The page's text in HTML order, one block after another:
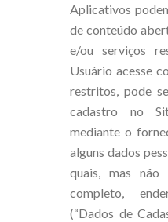
Aplicativos
de conteúdo
e/ou serviços
Usuário acesse
restritos, pode
cadastro no
mediante o
alguns dados
quais, mas não
completo,
(“Dados de